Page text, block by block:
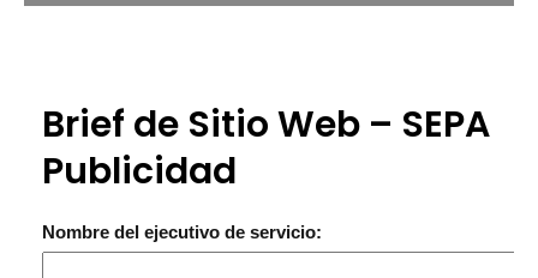
Brief de Sitio Web – SEPA
Publicidad
Nombre del ejecutivo de servicio: